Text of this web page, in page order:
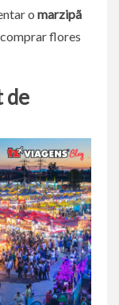
o marzipã
flores
de